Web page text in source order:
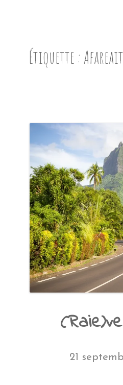
PRÉSENTATION
EN IMAGES
NOS BONNES
Étiquette :
21